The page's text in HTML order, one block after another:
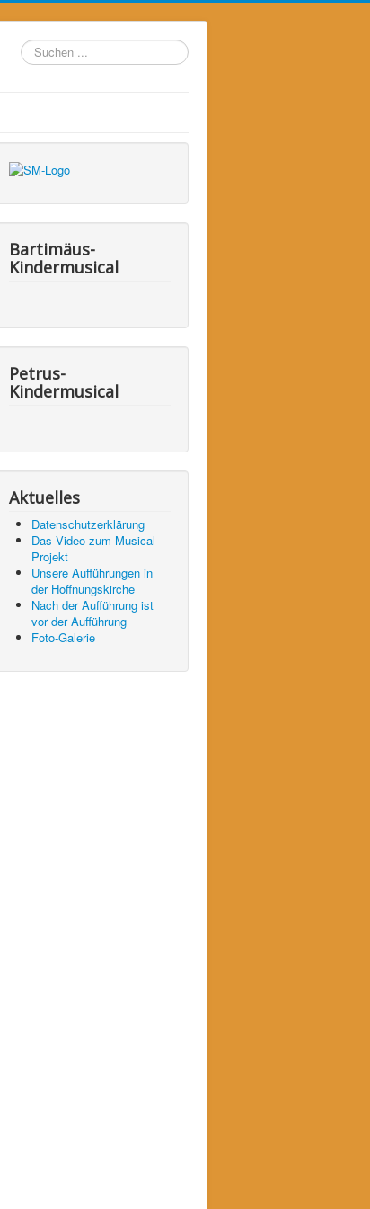
Suchen
...
Bartimäus-
Kindermusical
Petrus-
Kindermusical
Aktuelles
Datenschutzerklärung
Das Video zum Musical-
Projekt
Unsere Aufführungen in
der Hoffnungskirche
Nach der Aufführung ist
vor der Aufführung
Foto-Galerie